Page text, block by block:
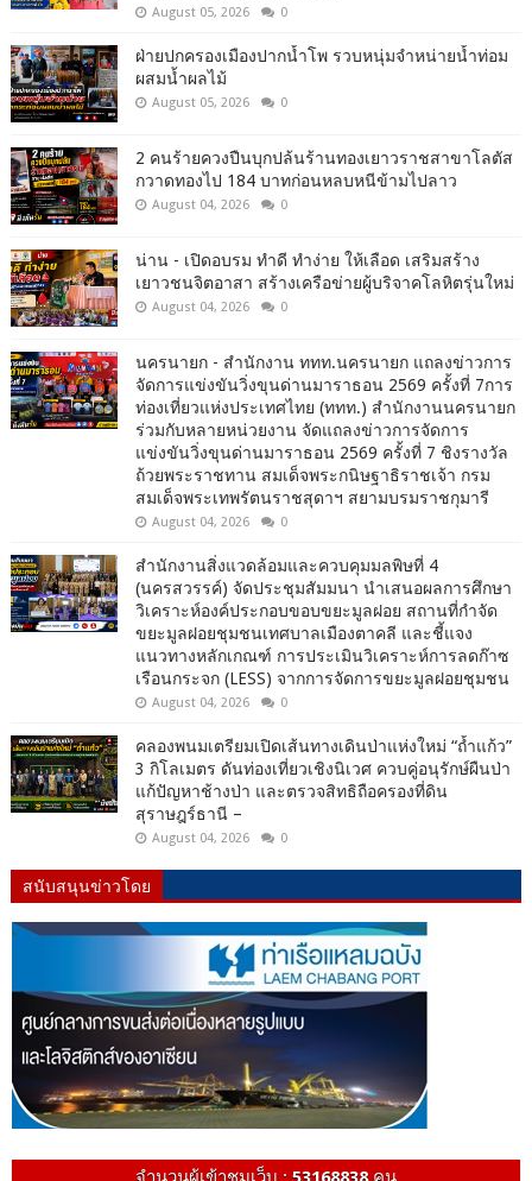
August 05, 2026 0
ฝ่ายปกครองเมืองปากน้ำโพ รวบหนุ่มจำหน่ายน้ำท่อม
ผสมน้ำผลไม้
August 05, 2026 0
2 คนร้ายควงปืนบุกปล้นร้านทองเยาวราชสาขาโลตัส
กวาดทองไป 184 บาทก่อนหลบหนีข้ามไปลาว
August 04, 2026 0
น่าน - เปิดอบรม ทำดี ทำง่าย ให้เลือด เสริมสร้าง
เยาวชนจิตอาสา สร้างเครือข่ายผู้บริจาคโลหิตรุ่นใหม่
August 04, 2026 0
นครนายก - สำนักงาน ททท.นครนายก แถลงข่าวการ
จัดการแข่งขันวิ่งขุนด่านมาราธอน 2569 ครั้งที่ 7การ
ท่องเที่ยวแห่งประเทศไทย (ททท.) สำนักงานนครนายก
ร่วมกับหลายหน่วยงาน จัดแถลงข่าวการจัดการ
แข่งขันวิ่งขุนด่านมาราธอน 2569 ครั้งที่ 7 ชิงรางวัล
ถ้วยพระราชทาน สมเด็จพระกนิษฐาธิราชเจ้า กรม
สมเด็จพระเทพรัตนราชสุดาฯ สยามบรมราชกุมารี
August 04, 2026 0
สำนักงานสิ่งแวดล้อมและควบคุมมลพิษที่ 4
(นครสวรรค์) จัดประชุมสัมมนา นำเสนอผลการศึกษา
วิเคราะห์องค์ประกอบขอบขยะมูลฝอย สถานที่กำจัด
ขยะมูลฝอยชุมชนเทศบาลเมืองตาคลี และชี้แจง
แนวทางหลักเกณฑ์ การประเมินวิเคราะห์การลดก๊าซ
เรือนกระจก (LESS) จากการจัดการขยะมูลฝอยชุมชน
August 04, 2026 0
คลองพนมเตรียมเปิดเส้นทางเดินป่าแห่งใหม่ “ถ้ำแก้ว”
3 กิโลเมตร ดันท่องเที่ยวเชิงนิเวศ ควบคู่อนุรักษ์ผืนป่า
แก้ปัญหาช้างป่า และตรวจสิทธิถือครองที่ดิน
สุราษฎร์ธานี –
August 04, 2026 0
สนับสนุนข่าวโดย